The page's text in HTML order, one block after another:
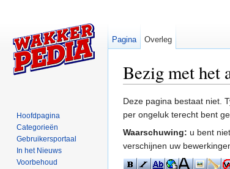
Bezig met het
Deze pagina bestaat niet.
per ongeluk terecht bent
Waarschuwing: u bent
verschijnen uw
Pagina Overleg
Hoofdpagina
Categorieën
Gebruikersportaal
In het Nieuws
Voorbehoud